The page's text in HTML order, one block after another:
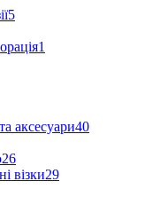
5
1
аксесуари40
26
візки29